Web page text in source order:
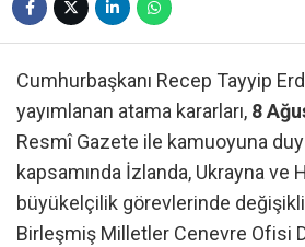
Cumhurbaşkanı Recep Tayyip
yayımlanan atama kararları, 8
Resmî Gazete ile kamuoyuna
kapsamında İzlanda, Ukrayna ve
büyükelçilik görevlerinde
Birleşmiş Milletler Cenevre Ofisi